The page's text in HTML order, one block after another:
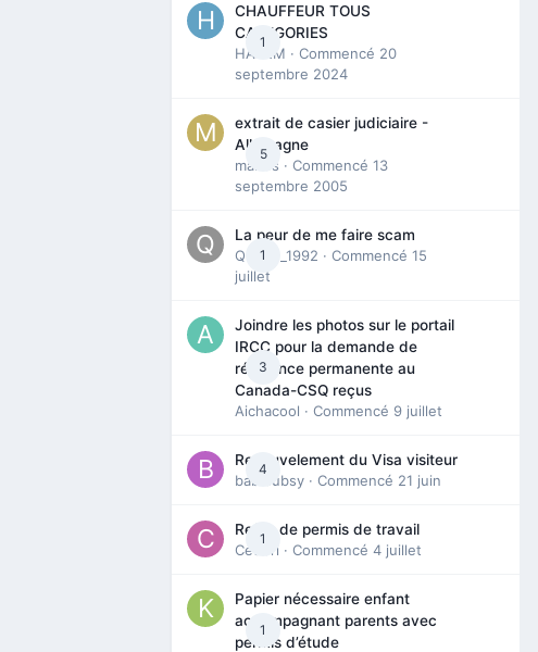
1
CHAUFFEUR TOUS
CATEGORIES
HAZEM · Commencé 20
septembre 2024
5
extrait de casier judiciaire -
Allemagne
maries · Commencé 13
septembre 2005
1
La peur de me faire scam
Queen_1992 · Commencé 15
juillet
3
Joindre les photos sur le portail
IRCC pour la demande de
résidence permanente au
Canada-CSQ reçus
Aichacool · Commencé 9 juillet
4
Renouvelement du Visa visiteur
babibubsy · Commencé 21 juin
1
Refus de permis de travail
Cedbri · Commencé 4 juillet
1
Papier nécessaire enfant
accompagnant parents avec
permis d’étude